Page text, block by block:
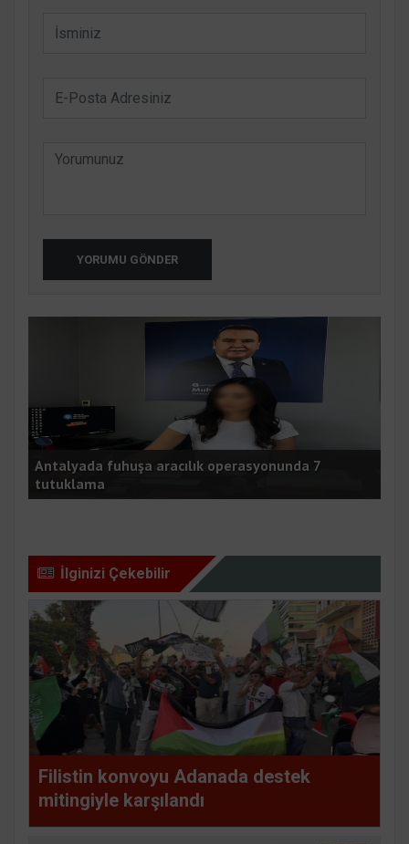
YORUMU GÖNDER
Antalyada fuhuşa aracılık operasyonunda 7
tutuklama
İlginizi Çekebilir
Filistin konvoyu Adanada destek
mitingiyle karşılandı